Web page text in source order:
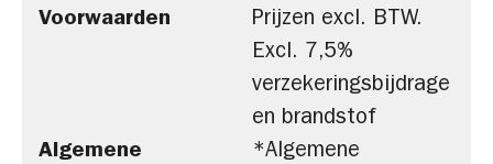
Voorwaarden
Prijzen excl. BTW.
Excl. 7,5%
verzekeringsbijdrage
en brandstof
Algemene
*Algemene